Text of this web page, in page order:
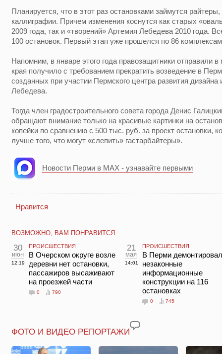
Планируется, что в этот раз остановками займутся
каллиграфии. Причем изменения коснутся как старых
2009 года, так и «творений» Артемия Лебедева 2010 года.
100 остановок. Первый этап уже прошелся по 86
Напомним, в январе этого года правозащитники отправили
края получило с требованием прекратить возведение в
созданных при участии Пермского центра развития
Лебедева.
Тогда член градостроительного совета города Денис
обращают внимание только на красивые картинки на
копейки по сравнению с 500 тыс. руб. за проект остановки,
лучше того, что могут «слепить» гастарбайтеры».
Новости Перми в MAX - узнавайте первыми
Нравится
ВОЗМОЖНО, ВАМ ПОНРАВИТСЯ
30
июн
12:19
ПРОИСШЕСТВИЯ
В Очерском округе возле
деревни нет остановки,
пассажиров высаживают
на проезжей части
0 790
21
мая
14:01
ПРОИСШЕСТВИЯ
В Перми
незаконные
информационные
конструкции на 116
остановках
0 745
ФОТО И ВИДЕО РЕПОРТАЖИ